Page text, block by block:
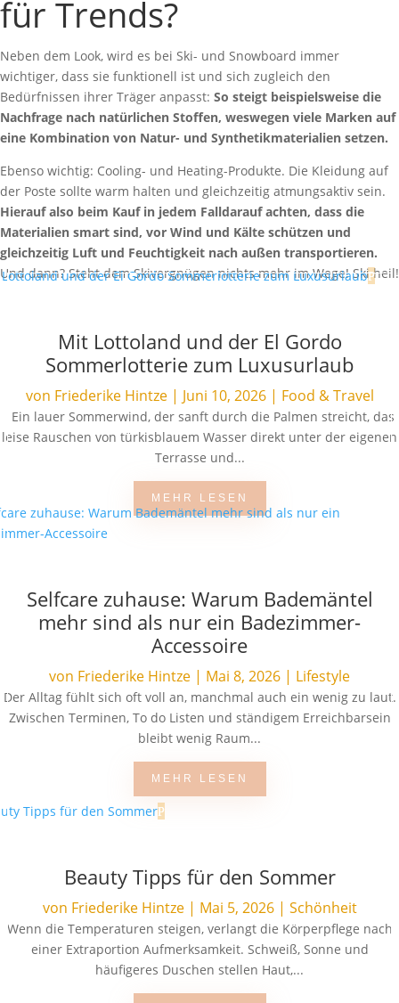
für Trends?
Neben dem Look, wird es bei Ski- und Snowboard immer
wichtiger, dass sie funktionell ist und sich zugleich den
Bedürfnissen ihrer Träger anpasst: So steigt beispielsweise die
Nachfrage nach natürlichen Stoffen, weswegen viele Marken auf
eine Kombination von Natur- und Synthetikmaterialien setzen.
Ebenso wichtig: Cooling- und Heating-Produkte. Die Kleidung auf
der Poste sollte warm halten und gleichzeitig atmungsaktiv sein.
Hierauf also beim Kauf in jedem Falldarauf achten, dass die
Materialien smart sind, vor Wind und Kälte schützen und
gleichzeitig Luft und Feuchtigkeit nach außen transportieren.
Und dann? Steht dem Skivergnügen nichts mehr im Wege! Ski heil!
Mit Lottoland und der El Gordo
Sommerlotterie zum Luxusurlaub
von Friederike Hintze| Juni 10, 2026| Food & Travel
Ein lauer Sommerwind, der sanft durch die Palmen streicht, das
leise Rauschen von türkisblauem Wasser direkt unter der eigenen
Terrasse und...
MEHR LESEN
Selfcare zuhause: Warum Bademäntel
mehr sind als nur ein Badezimmer-
Accessoire
von Friederike Hintze | Mai 8, 2026 | Lifestyle
Der Alltag fühlt sich oft voll an, manchmal auch ein wenig zu laut.
Zwischen Terminen, To do Listen und ständigem Erreichbarsein
bleibt wenig Raum...
MEHR LESEN
Beauty Tipps für den Sommer
von Friederike Hintze| Mai 5, 2026| Schönheit
Wenn die Temperaturen steigen, verlangt die Körperpflege nach
einer Extraportion Aufmerksamkeit. Schweiß, Sonne und
häufigeres Duschen stellen Haut,...